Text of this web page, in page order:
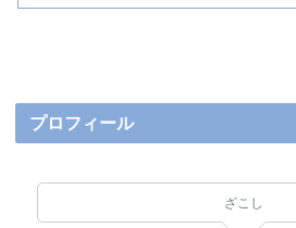
プロフィール
ざこし